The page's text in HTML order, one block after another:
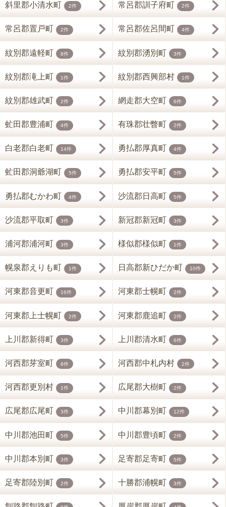
斜里郡小清水町 2件 常呂郡訓子府町 2件
常呂郡置戸町 2件 常呂郡佐呂間町 4件
紋別郡遠軽町 8件 紋別郡湧別町 3件
紋別郡滝上町 1件 紋別郡西興部村 1件
紋別郡雄武町 2件 網走郡大空町 6件
虻田郡豊浦町 4件 有珠郡壮瞥町 2件
白老郡白老町 14件 勇払郡厚真町 4件
虻田郡洞爺湖町 5件 勇払郡安平町 5件
勇払郡むかわ町 4件 沙流郡日高町 5件
沙流郡平取町 3件 新冠郡新冠町 3件
浦河郡浦河町 3件 様似郡様似町 1件
幌泉郡えりも町 1件 日高郡新ひだか町 10件
河東郡音更町 16件 河東郡士幌町 2件
河東郡上士幌町 2件 河東郡鹿追町 2件
上川郡新得町 3件 上川郡清水町 6件
河西郡芽室町 8件 河西郡中札内村 2件
河西郡更別村 1件 広尾郡大樹町 2件
広尾郡広尾町 3件 中川郡幕別町 12件
中川郡池田町 5件 中川郡豊頃町 2件
中川郡本別町 3件 足寄郡足寄町 5件
足寄郡陸別町 2件 十勝郡浦幌町 3件